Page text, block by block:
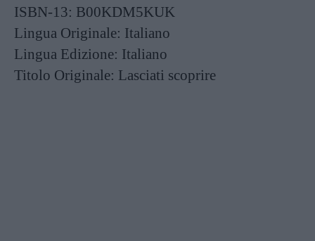
ISBN-13: B00KDM5KUK
Lingua Originale: Italiano
Lingua Edizione: Italiano
Titolo Originale: Lasciati scoprire